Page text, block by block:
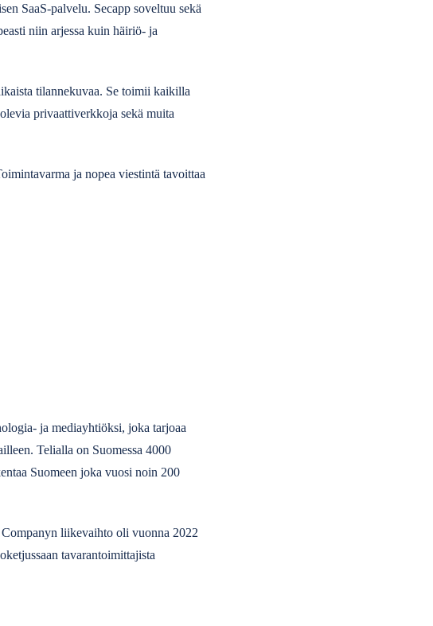
SaaS-palvelu. Secapp soveltuu sekä
niin arjessa kuin häiriö- ja
tilannekuvaa. Se toimii kaikilla
privaattiverkkoja sekä muita
ja nopea viestintä tavoittaa
ja mediayhtiöksi, joka tarjoaa
Telialla on Suomessa 4000
Suomeen joka vuosi noin 200
liikevaihto oli vuonna 2022
tavarantoimittajista